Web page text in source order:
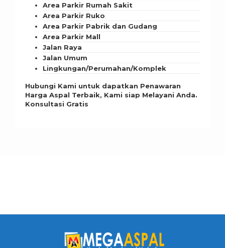
Area Parkir Rumah Sakit
Area Parkir Ruko
Area Parkir Pabrik dan Gudang
Area Parkir Mall
Jalan Raya
Jalan Umum
Lingkungan/Perumahan/Komplek
Hubungi Kami untuk dapatkan Penawaran
Harga Aspal Terbaik, Kami siap Melayani Anda.
Konsultasi Gratis